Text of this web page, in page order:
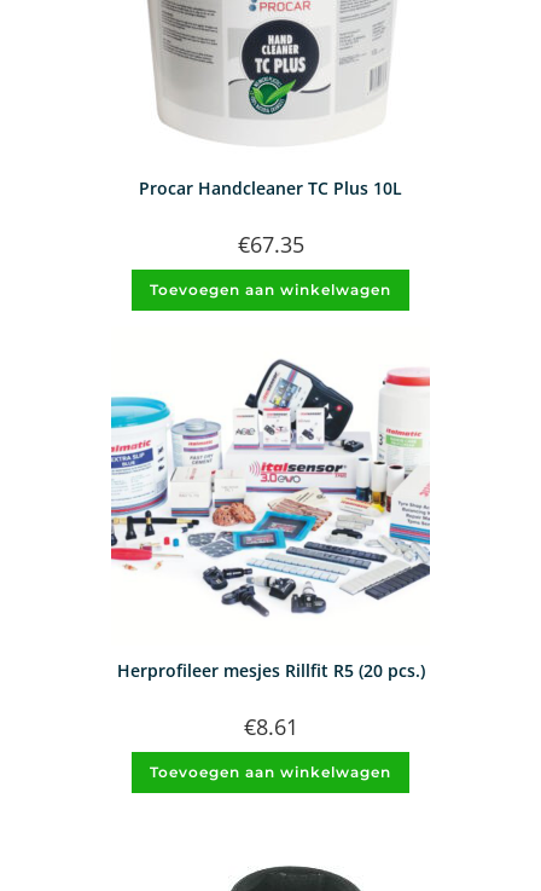
Procar Handcleaner TC Plus 10L
€67.35
Toevoegen aan winkelwagen
Herprofileer mesjes Rillfit R5 (20 pcs.)
€8.61
Toevoegen aan winkelwagen